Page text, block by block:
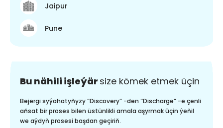
Jaipur
Pune
Bu nähili işleýär size kömek etmek üçin
Bejergi syýahatyňyzy “Discovery” -den “Discharge” -e çenli
aňsat bir proses bilen üstünlikli amala aşyrmak üçin ýeňil
we aýdyň prosesi başdan geçiriň.